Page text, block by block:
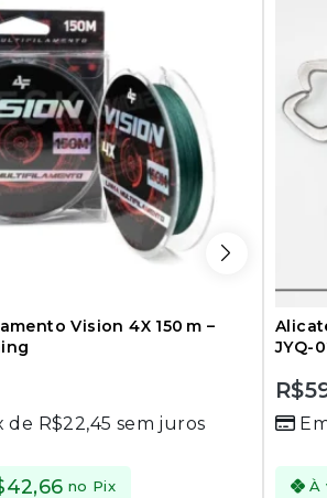
Vision 4X 150 m –
de R$22,45 sem juros
42,66 no Pix
JYQ-
out
5
R$
À